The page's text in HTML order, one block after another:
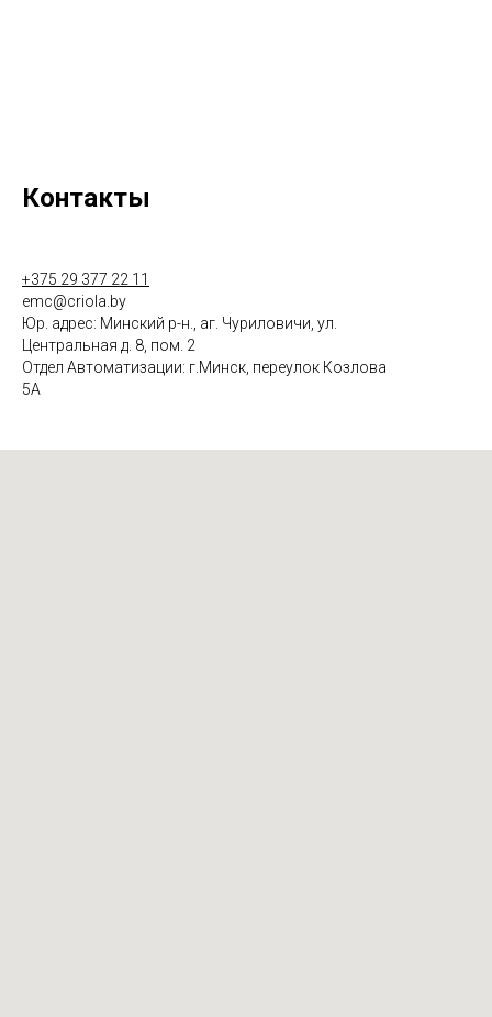
Контакты
+375 29 377 22 11
emc@criola.by
Юр. адрес: Минский р-н., аг. Чуриловичи, ул.
Центральная д. 8, пом. 2
Отдел Автоматизации: г.Минск, переулок Козлова
5А